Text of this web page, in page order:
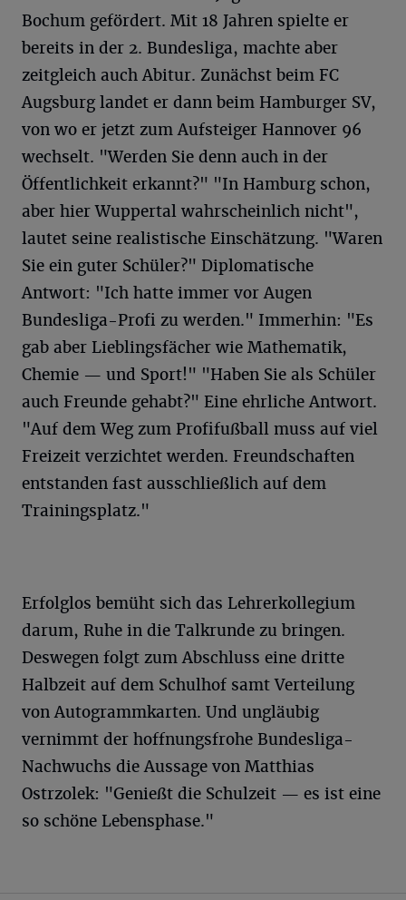
Bochum gefördert. Mit 18 Jahren spielte er
bereits in der 2. Bundesliga, machte aber
zeitgleich auch Abitur. Zunächst beim FC
Augsburg landet er dann beim Hamburger SV,
von wo er jetzt zum Aufsteiger Hannover 96
wechselt. "Werden Sie denn auch in der
Öffentlichkeit erkannt?" "In Hamburg schon,
aber hier Wuppertal wahrscheinlich nicht",
lautet seine realistische Einschätzung. "Waren
Sie ein guter Schüler?" Diplomatische
Antwort: "Ich hatte immer vor Augen
Bundesliga-Profi zu werden." Immerhin: "Es
gab aber Lieblingsfächer wie Mathematik,
Chemie — und Sport!" "Haben Sie als Schüler
auch Freunde gehabt?" Eine ehrliche Antwort.
"Auf dem Weg zum Profifußball muss auf viel
Freizeit verzichtet werden. Freundschaften
entstanden fast ausschließlich auf dem
Trainingsplatz."
Erfolglos bemüht sich das Lehrerkollegium
darum, Ruhe in die Talkrunde zu bringen.
Deswegen folgt zum Abschluss eine dritte
Halbzeit auf dem Schulhof samt Verteilung
von Autogrammkarten. Und ungläubig
vernimmt der hoffnungsfrohe Bundesliga-
Nachwuchs die Aussage von Matthias
Ostrzolek: "Genießt die Schulzeit — es ist eine
so schöne Lebensphase."